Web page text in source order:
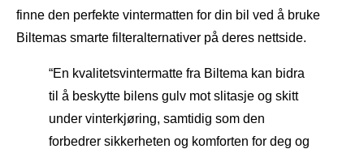
finne den perfekte vintermatten for din bil ved å bruke
Biltemas smarte filteralternativer på deres nettside.
“En kvalitetsvintermatte fra Biltema kan bidra
til å beskytte bilens gulv mot slitasje og skitt
under vinterkjøring, samtidig som den
forbedrer sikkerheten og komforten for deg og